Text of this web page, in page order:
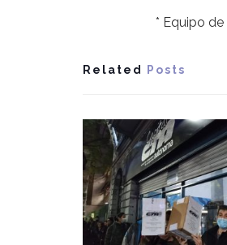
* Equipo
Related Posts